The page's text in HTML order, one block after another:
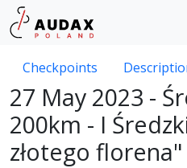
Checkpoints
27 May 2023 -
200km - I
złotego florena"